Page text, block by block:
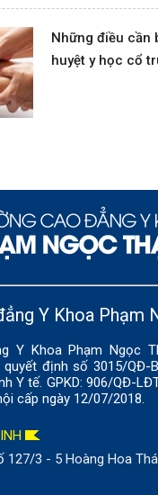
Những điều cần
huyệt y học cổ
Y Khoa Phạm
Y Khoa Phạm Ngọc
định số 3015/QĐ-
Y tế. GPKD: 906/QĐ-
cấp ngày 12/07/2018.
127/3 - 5 Hoàng Hoa